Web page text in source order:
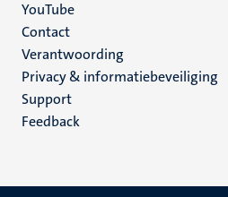
YouTube
Menu
footer
(NL)
Contact
Verantwoording
Privacy & informatiebeveiliging
Support
Feedback